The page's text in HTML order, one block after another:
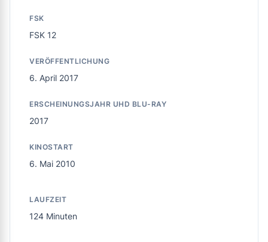
FSK
FSK 12
VERÖFFENTLICHUNG
6. April 2017
ERSCHEINUNGSJAHR UHD BLU-RAY
2017
KINOSTART
6. Mai 2010
LAUFZEIT
124 Minuten